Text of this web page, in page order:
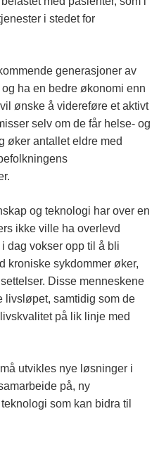
i stedet for
generasjoner av
ha en bedre økonomi enn
ønske å videreføre et aktivt
selv om de får helse- og
øker antallet eldre med
og teknologi har over en
ikke ville ha overlevd
dag vokser opp til å bli
kroniske sykdommer øker,
Disse menneskene
livsløpet, samtidig som de
på lik linje med
utvikles nye løsninger i
på, ny
som kan bidra til